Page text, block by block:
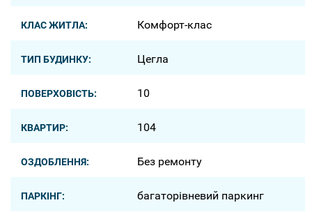
КЛАС ЖИТЛА: Комфорт-клас
ТИП БУДИНКУ: Цегла
ПОВЕРХОВІСТЬ: 10
КВАРТИР: 104
ОЗДОБЛЕННЯ: Без ремонту
ПАРКІНГ: багаторівневий паркинг